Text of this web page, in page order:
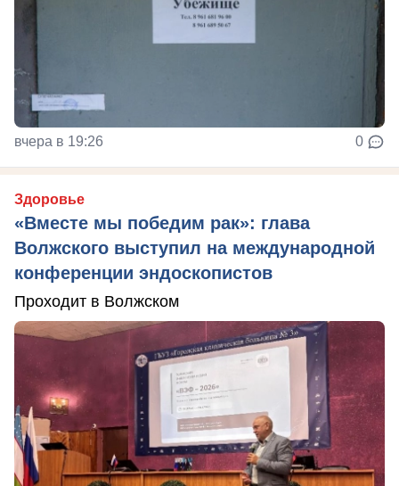
вчера в 19:26 0
Здоровье
«Вместе мы победим рак»: глава
Волжского выступил на международной
конференции эндоскопистов
Проходит в Волжском